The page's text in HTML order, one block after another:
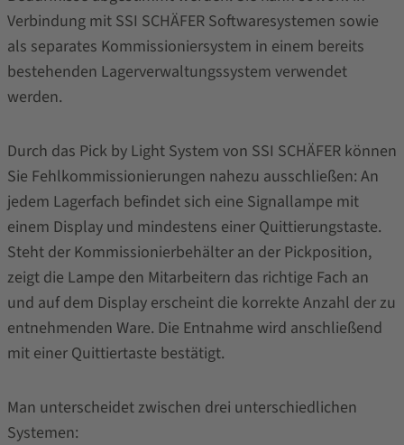
Verbindung mit SSI SCHÄFER Softwaresystemen sowie
als separates Kommissioniersystem in einem bereits
bestehenden Lagerverwaltungssystem verwendet
werden.
Durch das Pick by Light System von SSI SCHÄFER können
Sie Fehlkommissionierungen nahezu ausschließen: An
jedem Lagerfach befindet sich eine Signallampe mit
einem Display und mindestens einer Quittierungstaste.
Steht der Kommissionierbehälter an der Pickposition,
zeigt die Lampe den Mitarbeitern das richtige Fach an
und auf dem Display erscheint die korrekte Anzahl der zu
entnehmenden Ware. Die Entnahme wird anschließend
mit einer Quittiertaste bestätigt.
Man unterscheidet zwischen drei unterschiedlichen
Systemen: